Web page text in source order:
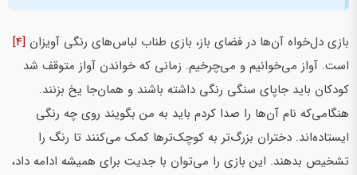
بازی دل‌خواه آن‌ها در فضای باز، بازی طناب لباس‌های رنگی آویزان [4]
است. آواز می‌خوانیم و می‌چرخیم. زمانی که خواندن آواز متوقف شد
کودکان باید جاپای سنگی رنگی داشته باشند و همان‌جا یخ بزنند.
هنگامی‌که نام آن‌ها را صدا کردم باید به من بگویند روی چه رنگی
ایستاده‌اند. دختران بزرگ‌تر به کوچک‌ترها کمک می‌کنند تا رنگ را
تشخیص بدهند. این بازی را می‌توان با جدیت برای همیشه ادامه داد،